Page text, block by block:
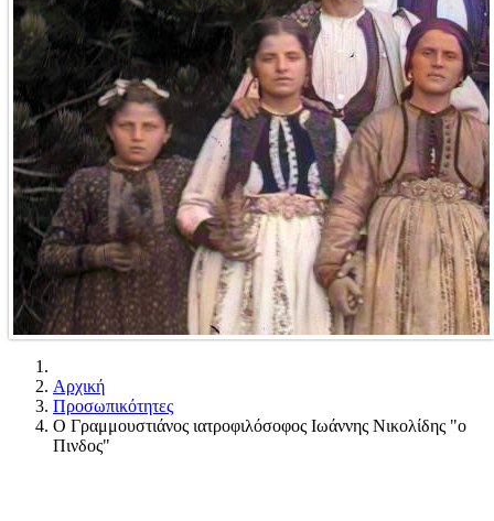
Αρχική
Προσωπικότητες
Ο Γραμμουστιάνος ιατροφιλόσοφος Ιωάννης Νικολίδης "ο
Πινδος"